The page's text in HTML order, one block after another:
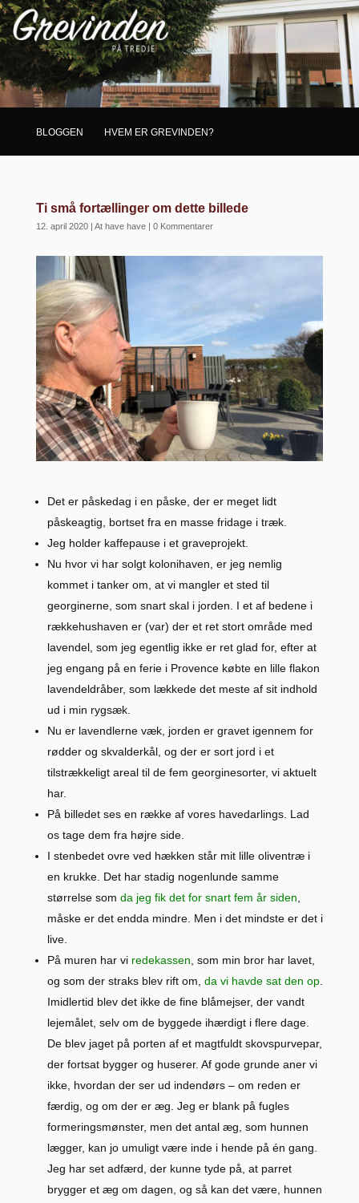
BLOGGEN HVEM ER GREVINDEN?
Ti små fortællinger om dette billede
12. april 2020| At have have| 0 Kommentarer
Det er påskedag i en påske, der er meget lidt
påskeagtig, bortset fra en masse fridage i træk.
Jeg holder kaffepause i et graveprojekt.
Nu hvor vi har solgt kolonihaven, er jeg nemlig
kommet i tanker om, at vi mangler et sted til
georginerne, som snart skal i jorden. I et af bedene i
rækkehushaven er (var) der et ret stort område med
lavendel, som jeg egentlig ikke er ret glad for, efter at
jeg engang på en ferie i Provence købte en lille flakon
lavendeldråber, som lækkede det meste af sit indhold
ud i min rygsæk.
Nu er lavendlerne væk, jorden er gravet igennem for
rødder og skvalderkål, og der er sort jord i et
tilstrækkeligt areal til de fem georginesorter, vi aktuelt
har.
På billedet ses en række af vores havedarlings. Lad
os tage dem fra højre side.
I stenbedet ovre ved hækken står mit lille oliventræ i
en krukke. Det har stadig nogenlunde samme
størrelse som da jeg fik det for snart fem år siden,
måske er det endda mindre. Men i det mindste er det i
live.
På muren har vi redekassen, som min bror har lavet,
og som der straks blev rift om, da vi havde sat den op.
Imidlertid blev det ikke de fine blåmejser, der vandt
lejemålet, selv om de byggede ihærdigt i flere dage.
De blev jaget på porten af et magtfuldt skovspurvepar,
der fortsat bygger og huserer. Af gode grunde aner vi
ikke, hvordan der ser ud indendørs – om reden er
færdig, og om der er æg. Jeg er blank på fugles
formeringsmønster, men det antal æg, som hunnen
lægger, kan jo umuligt være inde i hende på én gang.
Jeg har set adfærd, der kunne tyde på, at parret
brygger et æg om dagen, og så kan det være, hunnen